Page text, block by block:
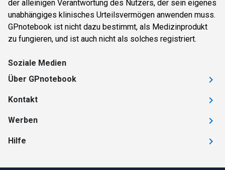
der alleinigen Verantwortung des Nutzers, der sein eigenes
unabhängiges klinisches Urteilsvermögen anwenden muss.
GPnotebook ist nicht dazu bestimmt, als Medizinprodukt
zu fungieren, und ist auch nicht als solches registriert.
Soziale Medien
Über GPnotebook
Kontakt
Werben
Hilfe